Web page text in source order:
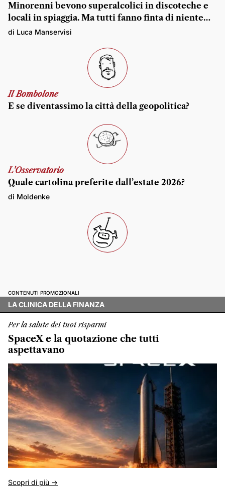
Minorenni bevono superalcolici in discoteche e
locali in spiaggia. Ma tutti fanno finta di niente…
di Luca Manservisi
Il Bombolone
E se diventassimo la città della geopolitica?
L'Osservatorio
Quale cartolina preferite dall’estate 2026?
di Moldenke
CONTENUTI PROMOZIONALI
LA CLINICA DELLA FINANZA
Per la salute dei tuoi risparmi
SpaceX e la quotazione che tutti
aspettavano
Scopri di più ->